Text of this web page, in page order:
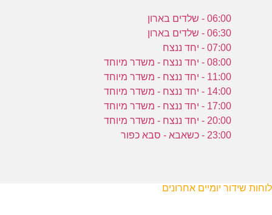
06:00 - שלדים בארון
06:30 - שלדים בארון
07:00 - יחד ננצח
08:00 - יחד ננצח - משדר מיוחד
11:00 - יחד ננצח - משדר מיוחד
14:00 - יחד ננצח - משדר מיוחד
17:00 - יחד ננצח - משדר מיוחד
20:00 - יחד ננצח - משדר מיוחד
23:00 - כשאבא - סבא כפור
לוחות שידור יומיים אחרונים